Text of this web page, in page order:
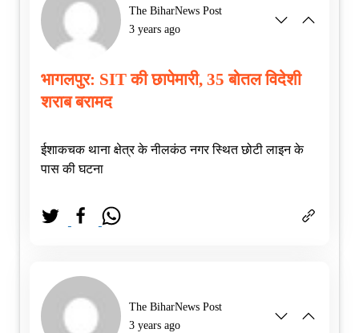
The BiharNews Post
3 years ago
भागलपुर: SIT की छापेमारी, 35 बोतल विदेशी
शराब बरामद
ईशाकचक थाना क्षेत्र के नीलकंठ नगर स्थित छोटी लाइन के
पास की घटना
The BiharNews Post
3 years ago